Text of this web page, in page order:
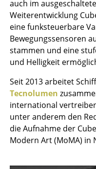
Regale & Schränke
Bücherregale
Wandregale
Sideboards &
TV Möbel
Beistell- &
Barmöbel
auch im
Weiterentwicklung
eine funksteuerbare
Bewegungssensoren
stammen und eine
und Helligkeit
Seit 2013 arbeitet
Tecnolumen
international
unter anderem den
die Aufnahme der
Modern Art (MoMA) in